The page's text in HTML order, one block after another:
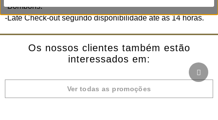
-Bombons.
-Late Check-out segundo disponibilidade até às 14 horas.
Os nossos clientes também estão
interessados em:
Ver todas as promoções